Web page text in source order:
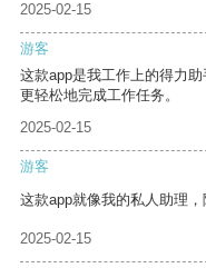
2025-02-15
游客
这款app是我工作上的得力
更轻松地完成工作任务。
2025-02-15
游客
这款app就像我的私人助理，
2025-02-15